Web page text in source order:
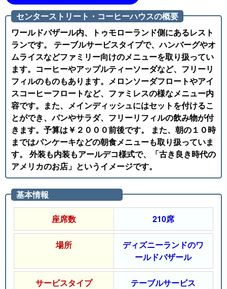
センターストリート・コーヒーハウスの概要
ワールドバザール内、トゥモローランド側にあるレスト
ランです。 テーブルサービスタイプで、ハンバーグやオ
ムライスなどファミリー向けのメニューを取り扱ってい
ます。コーヒーやアップルティーソーダなど、フリーリ
フィルのものもあります。メロンソーダフロートやアイ
スコーヒーフロートなど、ファミレスの様なメニュー内
容です。また、メインディッシュにはセットを付けるこ
とができ、パンやサラダ、フリーリフィルの飲み物が付
きます。予算は￥２０００前後です。 また、朝の１０時
まではパンケーキなどの朝食メニューも取り扱っていま
す。 外装も内装もアールデコ様式で、「古き良き時代の
アメリカのお店」というイメージです。
基本情報
座席数 210席
場所
ディズニーランドのワ
ールドバザール
サービスタイプ テーブルサービス